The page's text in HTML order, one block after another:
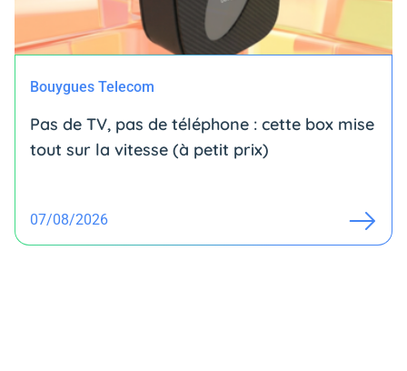
Bouygues Telecom
Pas de TV, pas de téléphone : cette box mise
tout sur la vitesse (à petit prix)
07/08/2026